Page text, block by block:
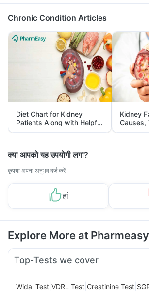
Chronic Condition Articles
Diet Chart for Kidney
Patients Along with Helpful
Tips
Kidney
Causes,
क्या आपको यह उपयोगी लगा?
कृपया अपना अनुभव दर्ज करें
हां
Explore More at Pharmeasy
Top-Tests we cover
Widal Test VDRL Test Creatinine Test